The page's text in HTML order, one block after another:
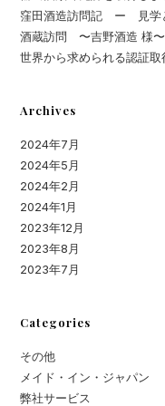
窪田酒造訪問記 ー 見
酒蔵訪問 〜吉野酒造 様〜
世界から求められる認証
Archives
2024年7月
2024年5月
2024年2月
2024年1月
2023年12月
2023年8月
2023年7月
Categories
その他
メイド・イン・ジャパン
弊社サービス